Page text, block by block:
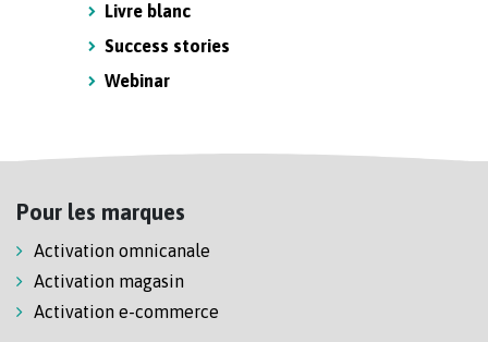
Livre blanc
Success stories
Webinar
Pour les marques
Activation omnicanale
Activation magasin
Activation e-commerce